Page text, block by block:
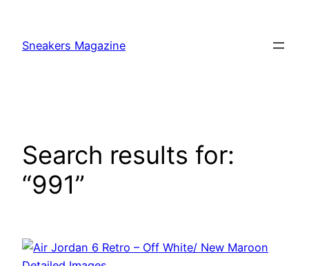
content
Sneakers Magazine
Search results for:
“991”